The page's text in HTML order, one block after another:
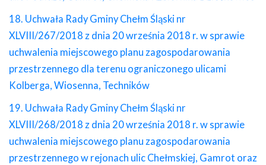
18. Uchwała Rady Gminy Chełm Śląski nr
XLVIII/267/2018 z dnia 20 września 2018 r. w sprawie
uchwalenia miejscowego planu zagospodarowania
przestrzennego dla terenu ograniczonego ulicami
Kolberga, Wiosenna, Techników
19. Uchwała Rady Gminy Chełm Śląski nr
XLVIII/268/2018 z dnia 20 września 2018 r. w sprawie
uchwalenia miejscowego planu zagospodarowania
przestrzennego w rejonach ulic Chełmskiej, Gamrot oraz